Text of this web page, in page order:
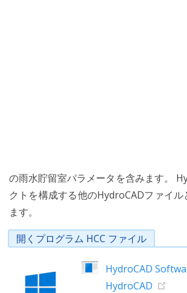
の雨水貯留室パラメータを含みます。
クトを構成する他のHydroCADファイ
ます。
開くプログラム HCC ファイル
HydroCAD
HydroCAD